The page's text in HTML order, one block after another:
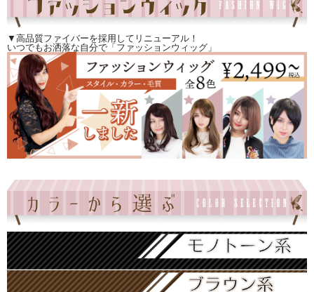
▼高品質ファイバーを採用してリニューアル！
いつでもお洒落な自分で「ファッションウィッグ」